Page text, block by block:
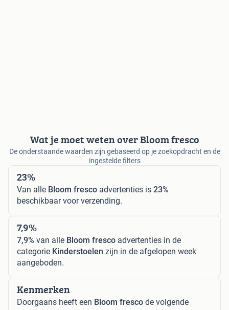
Wat je moet weten over Bloom fresco
De onderstaande waarden zijn gebaseerd op je zoekopdracht en de
ingestelde filters
23%
Van alle Bloom fresco advertenties is 23%
beschikbaar voor verzending.
7,9%
7,9% van alle Bloom fresco advertenties in de
categorie Kinderstoelen zijn in de afgelopen week
aangeboden.
Kenmerken
Doorgaans heeft een Bloom fresco de volgende